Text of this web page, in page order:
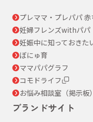
プレママ・プレパパ
妊婦フレンズwithパパ
妊娠中に知っておきた
ぼにゅ育
ママパパグラフ
コモドライフ
お悩み相談室（掲示板）
ブランドサイト